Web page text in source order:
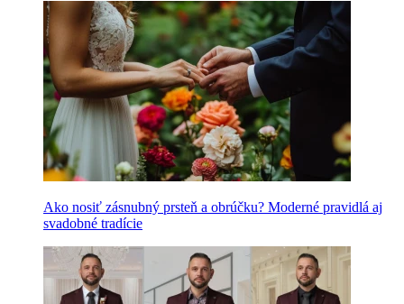
Ako nosiť zásnubný prsteň a obrúčku? Moderné pravidlá aj
svadobné tradície